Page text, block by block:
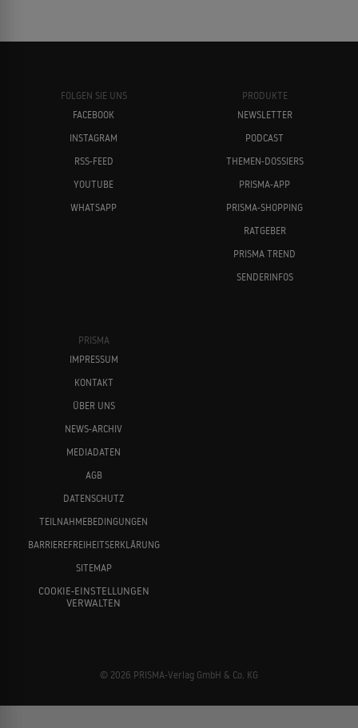
FOLGEN SIE UNS
FACEBOOK
INSTAGRAM
RSS-FEED
YOUTUBE
WHATSAPP
PRODUKTE
NEWSLETTER
PODCAST
THEMEN-DOSSIERS
PRISMA-APP
PRISMA-SHOPPING
RATGEBER
PRISMA TREND
SENDERINFOS
PRISMA
IMPRESSUM
KONTAKT
ÜBER UNS
NEWS-ARCHIV
MEDIADATEN
AGB
DATENSCHUTZ
TEILNAHMEBEDINGUNGEN
BARRIEREFREIHEITSERKLÄRUNG
SITEMAP
COOKIE-EINSTELLUNGEN
VERWALTEN
© 2026 PRISMA-Verlag GmbH & Co. KG